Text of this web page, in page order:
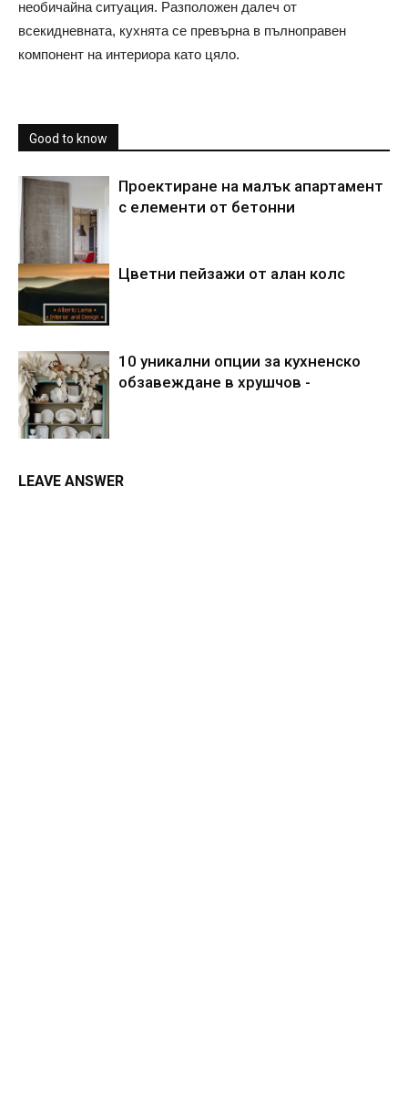
необичайна ситуация. Разположен далеч от
всекидневната, кухнята се превърна в пълноправен
компонент на интериора като цяло.
Good to know
Проектиране на малък апартамент
с елементи от бетонни
Цветни пейзажи от алан колс
10 уникални опции за кухненско
обзавеждане в хрушчов -
LEAVE ANSWER